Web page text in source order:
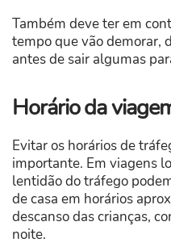
Também deve ter em
tempo que vão demorar,
antes de sair algumas
Horário da
Evitar os horários de
importante. Em viagens
lentidão do tráfego
de casa em horários
descanso das crianças,
noite.